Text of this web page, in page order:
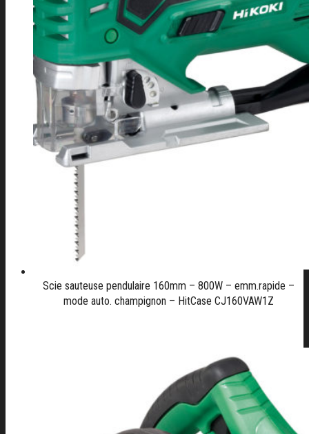
Scie sauteuse pendulaire 160mm – 800W – emm.rapide –
mode auto. champignon – HitCase CJ160VAW1Z